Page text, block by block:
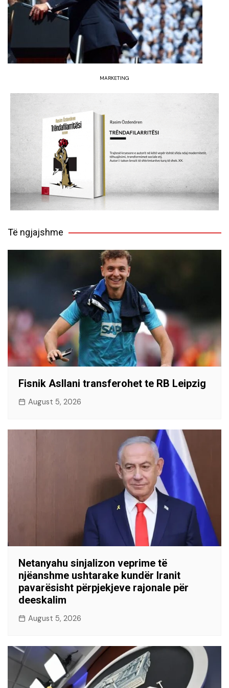
MARKETING
Të ngjajshme
Fisnik Asllani transferohet te RB Leipzig
August 5, 2026
Netanyahu sinjalizon veprime të
njëanshme ushtarake kundër Iranit
pavarësisht përpjekjeve rajonale për
deeskalim
August 5, 2026